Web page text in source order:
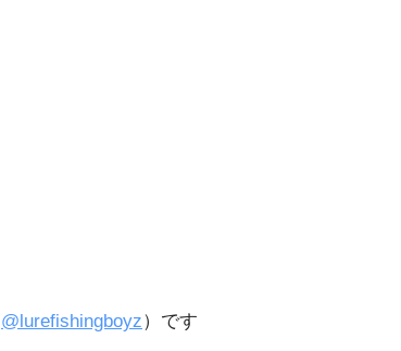
@lurefishingboyz）です